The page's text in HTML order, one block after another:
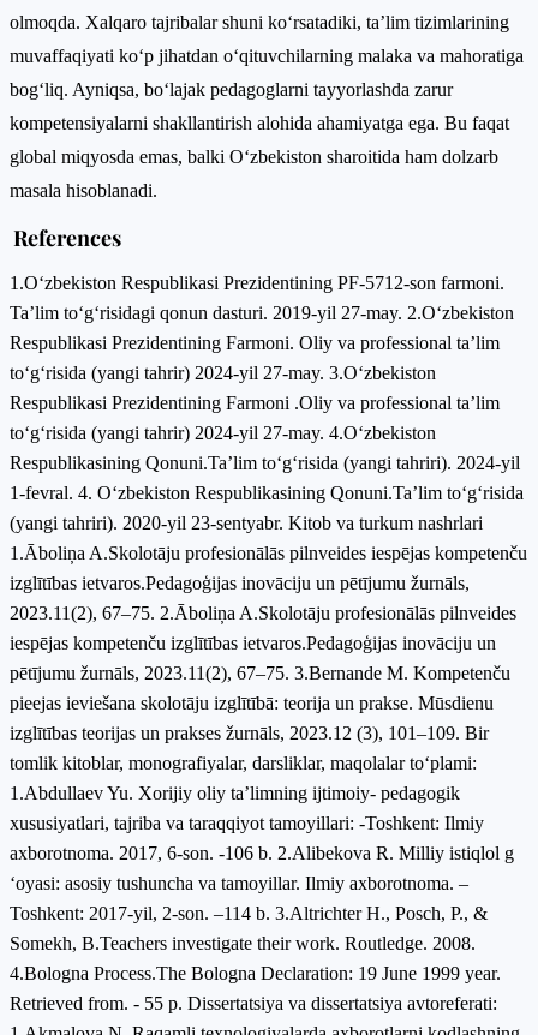
olmoqda. Xalqaro tajribalar shuni ko‘rsatadiki, ta’lim tizimlarining
muvaffaqiyati ko‘p jihatdan o‘qituvchilarning malaka va mahoratiga
bog‘liq. Ayniqsa, bo‘lajak pedagoglarni tayyorlashda zarur
kompetensiyalarni shakllantirish alohida ahamiyatga ega. Bu faqat
global miqyosda emas, balki O‘zbekiston sharoitida ham dolzarb
masala hisoblanadi.
References
1.O‘zbekiston Respublikasi Prezidentining PF-5712-son farmoni.
Ta’lim to‘g‘risidagi qonun dasturi. 2019-yil 27-may. 2.O‘zbekiston
Respublikasi Prezidentining Farmoni. Oliy va professional ta’lim
to‘g‘risida (yangi tahrir) 2024-yil 27-may. 3.O‘zbekiston
Respublikasi Prezidentining Farmoni .Oliy va professional ta’lim
to‘g‘risida (yangi tahrir) 2024-yil 27-may. 4.O‘zbekiston
Respublikasining Qonuni.Ta’lim to‘g‘risida (yangi tahriri). 2024-yil
1-fevral. 4. O‘zbekiston Respublikasining Qonuni.Ta’lim to‘g‘risida
(yangi tahriri). 2020-yil 23-sentyabr. Kitob va turkum nashrlari
1.Āboliņa A.Skolotāju profesionālās pilnveides iespējas kompetenču
izglītības ietvaros.Pedagoģijas inovāciju un pētījumu žurnāls,
2023.11(2), 67–75. 2.Āboliņa A.Skolotāju profesionālās pilnveides
iespējas kompetenču izglītības ietvaros.Pedagoģijas inovāciju un
pētījumu žurnāls, 2023.11(2), 67–75. 3.Bernande M. Kompetenču
pieejas ieviešana skolotāju izglītībā: teorija un prakse. Mūsdienu
izglītības teorijas un prakses žurnāls, 2023.12 (3), 101–109. Bir
tomlik kitoblar, monografiyalar, darsliklar, maqolalar toʻplami:
1.Abdullaev Yu. Xorijiy oliy ta’limning ijtimoiy- pedagogik
xususiyatlari, tajriba va taraqqiyot tamoyillari: -Toshkent: Ilmiy
axborotnoma. 2017, 6-son. -106 b. 2.Alibekova R. Milliy istiqlol g
‘oyasi: asosiy tushuncha va tamoyillar. Ilmiy axborotnoma. –
Toshkent: 2017-yil, 2-son. –114 b. 3.Altrichter H., Posch, P., &
Somekh, B.Teachers investigate their work. Routledge. 2008.
4.Bologna Process.The Bologna Declaration: 19 June 1999 year.
Retrieved from. - 55 p. Dissertatsiya va dissertatsiya avtoreferati: